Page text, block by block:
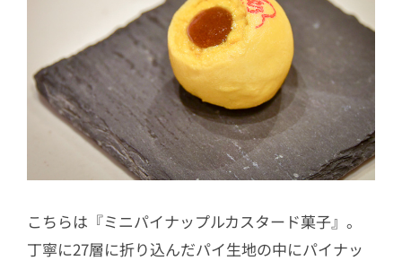
こちらは『ミニパイナップルカスタード菓子』。
丁寧に27層に折り込んだパイ生地の中にパイナッ